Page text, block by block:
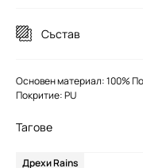
Състав
Основен материал: 100%
Покритие: PU
Тагове
Дрехи Rains